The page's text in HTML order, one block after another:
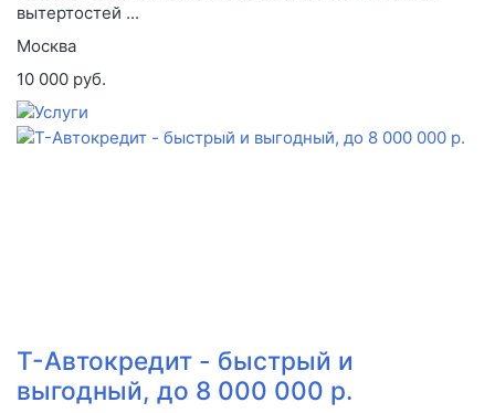
вытертостей ...
Москва
10 000 руб.
Т-Автокредит - быстрый и
выгодный, до 8 000 000 р.